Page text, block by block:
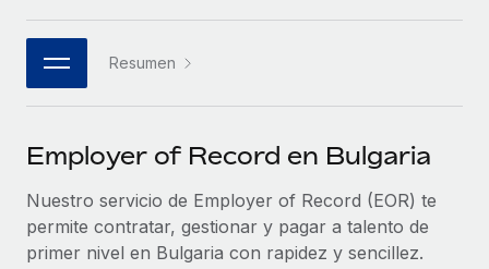
Conectar
Conecta cualquier herramienta de IA con Remote
Optimiza los procesos con herramientas empresariales
esenciales.
ASOCIARSE
Socios tecnológicos estratégicos
Integra la gestión de los RR. HH. globales en tu
Asociarse
Remote Build
Próximamente
Consultoría de integraciones y automatización con IA.
Webinarios
Información sobre salarios y talento
Obtén ayuda
한국어
中文（简体）Resumen
Employer of Record en Bulgaria
Nuestro servicio de Employer of Record (EOR) te
permite contratar, gestionar y pagar a talento de
primer nivel en Bulgaria con rapidez y sencillez.